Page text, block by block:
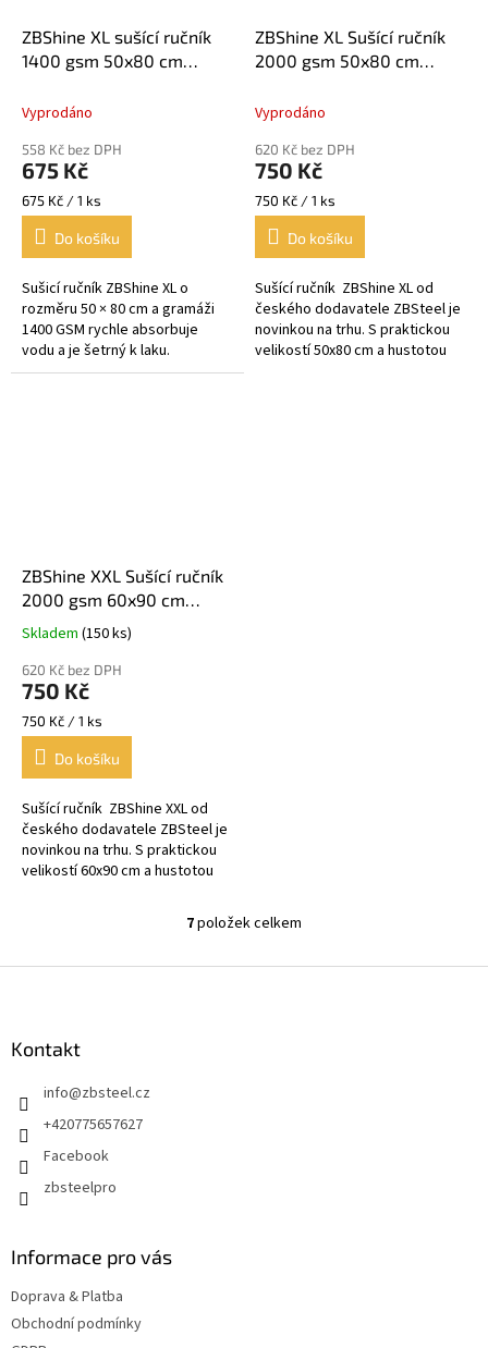
ZBShine XL sušící ručník
1400 gsm 50x80 cm
Vyprodáno
558 Kč bez DPH
675 Kč
Měrná
cena:
675 Kč / 1 ks
Do košíku
Sušicí ručník ZBShine XL o
rozměru 50 × 80 cm a gramáži
1400 GSM rychle absorbuje
vodu a je šetrný k laku.
Praktická velikost se snadno
ZBShine XL Sušící ručník
2000 gsm 50x80 cm
Vyprodáno
620 Kč bez DPH
750 Kč
Měrná
cena:
750 Kč / 1 ks
Do košíku
Sušící ručník ZBShine XL od
českého dodavatele ZBSteel je
novinkou na trhu. S praktickou
velikostí 50x80 cm a hustotou
ZBShine XXL Sušící ručník
2000 gsm 60x90 cm
Balení 1 ks
Průměrné
produktu
je
5,0
z
hvězdiček.
Skladem (150 ks)
620 Kč bez DPH
750 Kč
Měrná
cena:
750 Kč / 1 ks
Do košíku
Sušící ručník ZBShine XXL od
českého dodavatele ZBSteel je
novinkou na trhu. S praktickou
velikostí 60x90 cm a hustotou
O
l
7položek celkem
Kontakt
info@zbsteel.cz
+420775657627
Facebook
zbsteelpro
Informace pro vás
Doprava & Platba
Obchodní podmínky